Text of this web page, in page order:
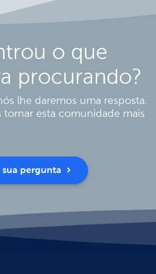
o que
procurando?
lhe daremos uma resposta.
esta comunidade mais
sua pergunta